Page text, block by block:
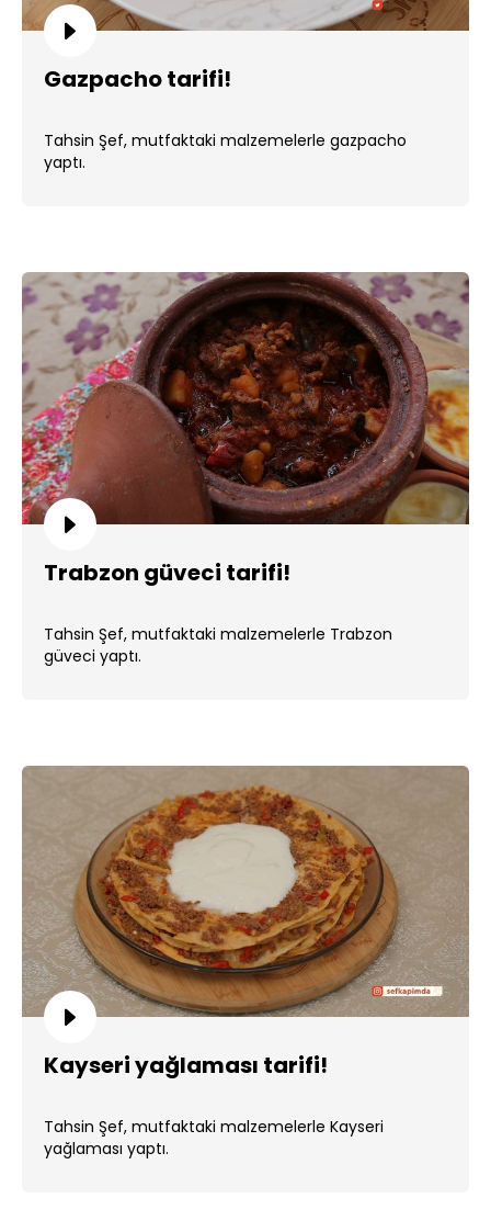
Gazpacho tarifi!
Tahsin Şef, mutfaktaki malzemelerle gazpacho
yaptı.
Trabzon güveci tarifi!
Tahsin Şef, mutfaktaki malzemelerle Trabzon
güveci yaptı.
Kayseri yağlaması tarifi!
Tahsin Şef, mutfaktaki malzemelerle Kayseri
yağlaması yaptı.